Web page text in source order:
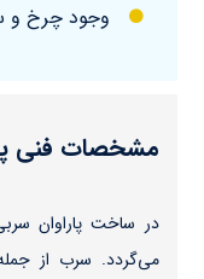
وجود چرخ و
مشخصات فنی
در ساخت پاراوان
می‌گردد. سرب از